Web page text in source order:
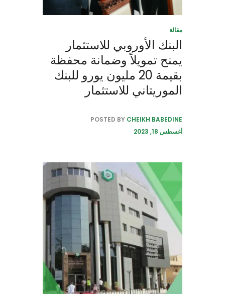
مقالة
البنك الأوروبي للاستثمار
يمنح تمويلاً وضمانة محفظة
بقيمة 20 مليون يورو للبنك
الموريتاني للاستثمار
POSTED BY CHEIKH BABEDINE
أغسطس 18, 2023